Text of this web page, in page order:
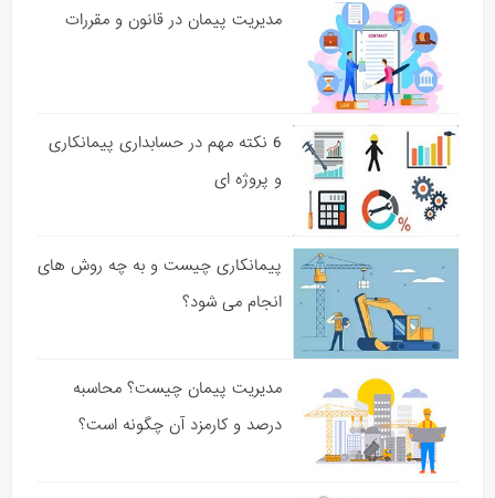
مدیریت پیمان در قانون و مقررات
6 نکته مهم در حسابداری پیمانکاری
و پروژه ای
پیمانکاری چیست و به چه روش های
انجام می شود؟
مدیریت پیمان چیست؟ محاسبه
درصد و کارمزد آن چگونه است؟